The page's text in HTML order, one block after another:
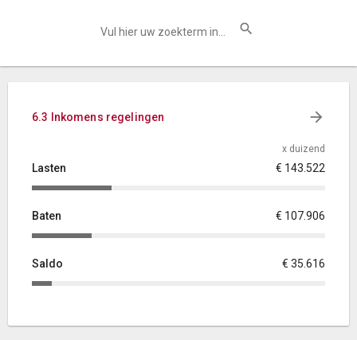
6.3 Inkomens regelingen
x duizend
Lasten € 143.522
Baten € 107.906
Saldo € 35.616